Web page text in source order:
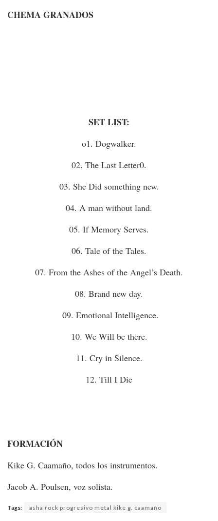
CHEMA GRANADOS
SET LIST:
o1. Dogwalker.
02. The Last Letter0.
03. She Did something new.
04. A man without land.
05. If Memory Serves.
06. Tale of the Tales.
07. From the Ashes of the Angel’s Death.
08. Brand new day.
09. Emotional Intelligence.
10. We Will be there.
11. Cry in Silence.
12. Till I Die
FORMACIÓN
Kike G. Caamaño, todos los instrumentos.
Jacob A. Poulsen, voz solista.
Tags: asha rock progresivo metal kike g. caamaño